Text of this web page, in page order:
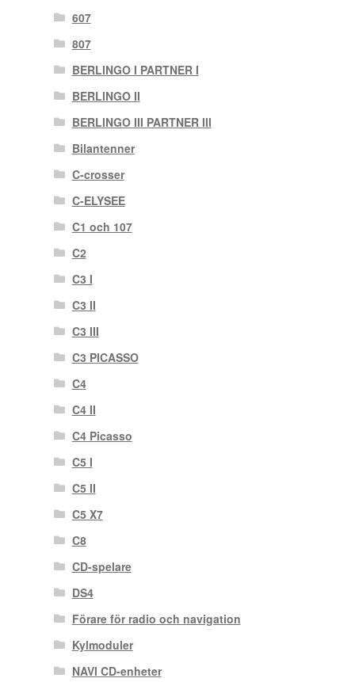
607
807
BERLINGO I PARTNER I
BERLINGO II
BERLINGO III PARTNER III
Bilantenner
C-crosser
C-ELYSEE
C1 och 107
C2
C3 I
C3 II
C3 III
C3 PICASSO
C4
C4 II
C4 Picasso
C5 I
C5 II
C5 X7
C8
CD-spelare
DS4
Förare för radio och navigation
Kylmoduler
NAVI CD-enheter